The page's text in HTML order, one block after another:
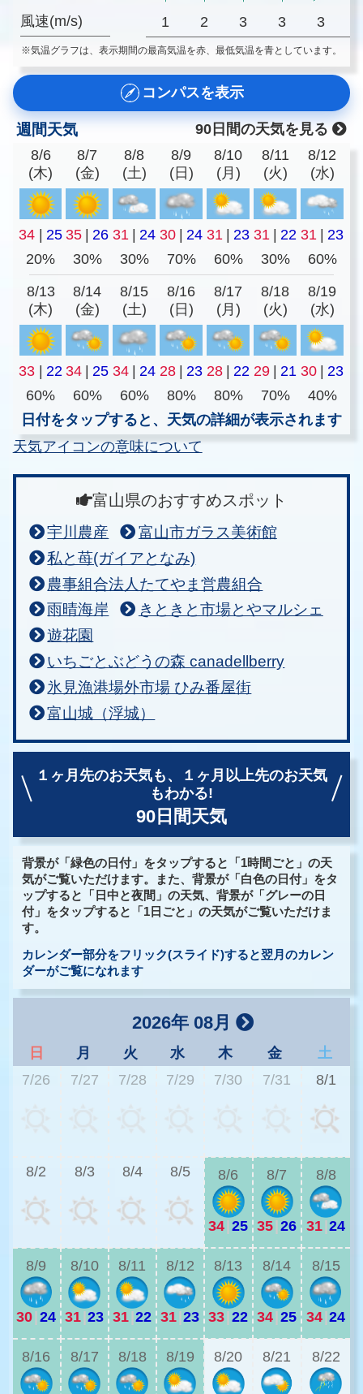
風速(m/s) 1 2 3 3 3
※気温グラフは、表示期間の最高気温を赤、最低気温を青としています。
コンパスを表示
週間天気
90日間の天気を見る
8/6
(木)
8/7
(金)
8/8
(土)
8/9
(日)
8/10
(月)
8/11
(火)
8/12
(水)
34 | 25 35 | 26 31 | 24 30 | 24 31 | 23 31 | 22 31 | 23
20%
30% 30% 70% 60% 30% 60%
8/13
(木)
8/14
(金)
8/15
(土)
8/16
(日)
8/17
(月)
8/18
(火)
8/19
(水)
33 | 22 34 | 25 34 | 24 28 | 23 28 | 22 29 | 21 30 | 23
60%
60% 60% 80% 80% 70%
40%
日付をタップすると、天気の詳細が表示されます
天気アイコンの意味について
富山県のおすすめスポット
宇川農産
富山市ガラス美術館
私と苺(ガイアとなみ)
農事組合法人たてやま営農組合
雨晴海岸
きときと市場とやマルシェ
遊花園
いちごとぶどうの森 canadellberry
氷見漁港場外市場 ひみ番屋街
富山城（浮城）
１ヶ月先のお天気も、
１ヶ月以上先のお天気
もわかる!
90日間天気
背景が「緑色の日付」をタップすると「1時間ごと」の天
気がご覧いただけます。また、背景が「白色の日付」をタ
ップすると「日中と夜間」の天気、背景が「グレーの日
付」をタップすると「1日ごと」の天気がご覧いただけま
す。
カレンダー部分をフリック(スライド)すると翌月のカレン
ダーがご覧になれます
2026年 08月
日 月 火 水 木 金
土
7/26
7/27 7/28 7/29 7/30 7/31 8/1
8/2 8/3 8/4 8/5 8/6
34|25
8/7
35|26
8/8
31|24
8/9
30|24
8/10
31|23
8/11
31|22
8/12
31|23
8/13
33|22
8/14
34|25
8/15
34|24
8/16 8/17 8/18 8/19 8/20 8/21 8/22